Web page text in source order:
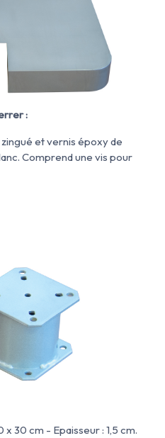
:
et vernis époxy de
Comprend une vis pour
30 cm - Epaisseur : 1,5 cm.